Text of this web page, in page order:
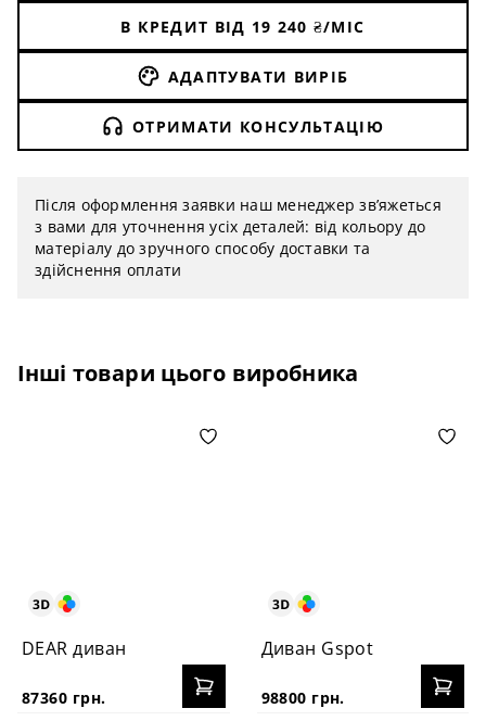
В КРЕДИТ ВІД 19 240 ₴/МІС
АДАПТУВАТИ ВИРІБ
ОТРИМАТИ КОНСУЛЬТАЦІЮ
Після оформлення заявки наш менеджер зв’яжеться
з вами для уточнення усіх деталей: від кольору до
матеріалу до зручного способу доставки та
здійснення оплати
Інші товари цього виробника
DEAR диван
87360 грн.
Диван Gspot
98800 грн.